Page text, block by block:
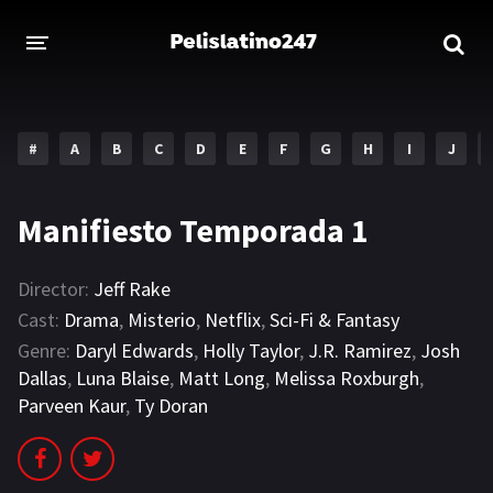
ESTRENOS 2023
Acción Aventura
Comedia
Drama Familia
DISNEY
HBO MAX
AMAZON PRIME
# A B C D E F G H I J
Manifiesto Temporada 1
Director: Jeff Rake
Cast: Drama, Misterio, Netflix,Sci-Fi & Fantasy
Genre: Daryl Edwards, Holly Taylor, J.R. Ramirez, Josh
Dallas, Luna Blaise, Matt Long, Melissa Roxburgh,
Parveen Kaur, Ty Doran